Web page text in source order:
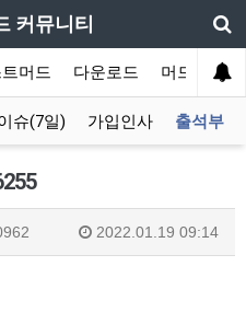
커뮤니티
머드 다운로드 머드 잡담
슈(7일) 가입인사 출석부
2022.01.19 09:14